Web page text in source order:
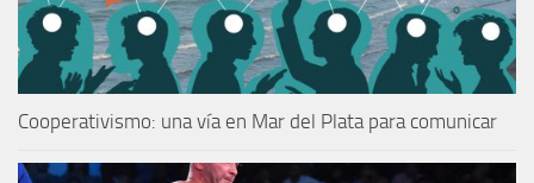
Cooperativismo: una vía en Mar del Plata para comunicar